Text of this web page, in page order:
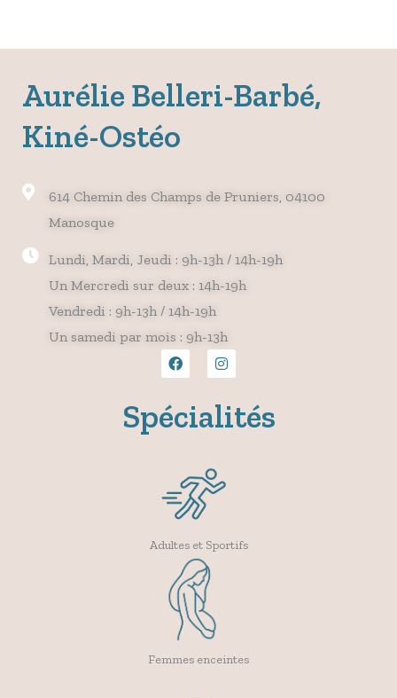
Aurélie Belleri-Barbé,
Kiné-Ostéo
614 Chemin des Champs de Pruniers, 04100
Manosque
Lundi, Mardi, Jeudi : 9h-13h / 14h-19h
Un Mercredi sur deux : 14h-19h
Vendredi : 9h-13h / 14h-19h
Un samedi par mois : 9h-13h
F
a
c
b
o
I
n
s
a
g
Spécialités
Adultes et Sportifs
Femmes enceintes